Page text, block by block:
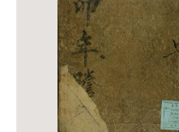
연산자
AND
OR
NOT